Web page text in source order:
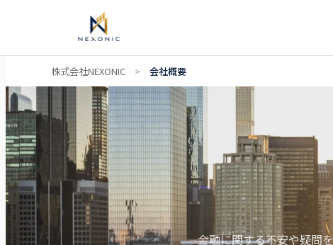
容
を
ス
キ
ッ
プ
株式会社NEXONIC > 会社概要
金融に関する不安や疑問